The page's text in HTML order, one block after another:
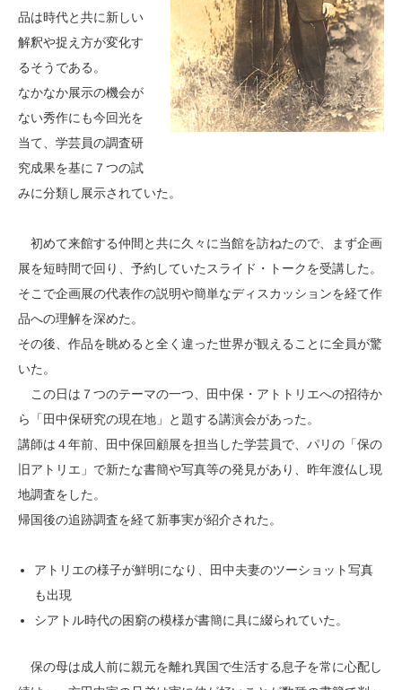
品は時代と共に新しい
解釈や捉え方が変化す
るそうである。
なかなか展示の機会が
ない秀作にも今回光を
当て、学芸員の調査研
究成果を基に７つの試
みに分類し展示されていた。
初めて来館する仲間と共に久々に当館を訪ねたので、まず企画
展を短時間で回り、予約していたスライド・トークを受講した。
そこで企画展の代表作の説明や簡単なディスカッションを経て作
品への理解を深めた。
その後、作品を眺めると全く違った世界が観えることに全員が驚
いた。
この日は７つのテーマの一つ、田中保・アトトリエへの招待か
ら「田中保研究の現在地」と題する講演会があった。
講師は４年前、田中保回顧展を担当した学芸員で、パリの「保の
旧アトリエ」で新たな書簡や写真等の発見があり、昨年渡仏し現
地調査をした。
帰国後の追跡調査を経て新事実が紹介された。
アトリエの様子が鮮明になり、田中夫妻のツーショット写真
も出現
シアトル時代の困窮の模様が書簡に具に綴られていた。
保の母は成人前に親元を離れ異国で生活する息子を常に心配し